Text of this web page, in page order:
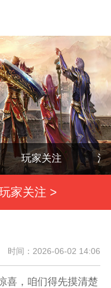
玩家关注 活
家关注 >
时间：2026-06-02 14:06
喜，咱们得先摸清楚